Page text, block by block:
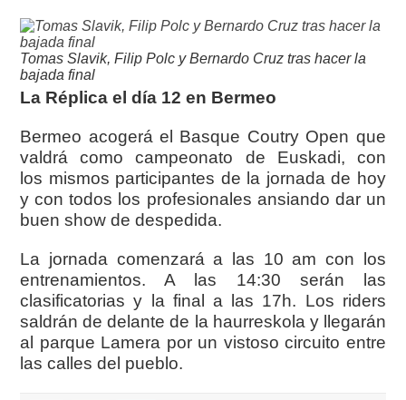
Tomas Slavik, Filip Polc y Bernardo Cruz tras hacer la
bajada final
La Réplica el día 12 en Bermeo
Bermeo acogerá el Basque Coutry Open que
valdrá como campeonato de Euskadi, con
los mismos participantes de la jornada de hoy
y con todos los profesionales ansiando dar un
buen show de despedida.
La jornada comenzará a las 10 am con los
entrenamientos. A las 14:30 serán las
clasificatorias y la final a las 17h. Los riders
saldrán de delante de la haurreskola y llegarán
al parque Lamera por un vistoso circuito entre
las calles del pueblo.